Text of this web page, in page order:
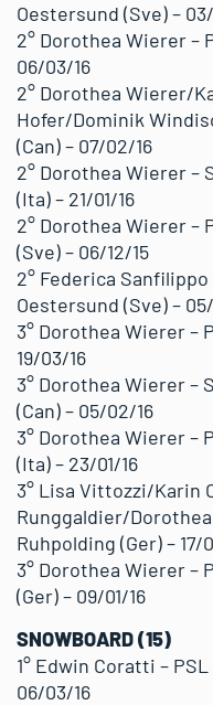
Oestersund (Sve) –
2° Dorothea Wierer –
06/03/16
2° Dorothea Wierer/
Hofer/Dominik
(Can) – 07/02/16
2° Dorothea Wierer
(Ita) – 21/01/16
2° Dorothea Wierer
(Sve) – 06/12/15
2° Federica
Oestersund (Sve) –
3° Dorothea Wierer –
19/03/16
3° Dorothea Wierer –
(Can) – 05/02/16
3° Dorothea Wierer
(Ita) – 23/01/16
3° Lisa Vittozzi/Karin
Runggaldier/
Ruhpolding (Ger) – 17/
3° Dorothea Wierer –
(Ger) – 09/01/16
SNOWBOARD (15)
1° Edwin Coratti –
06/03/16